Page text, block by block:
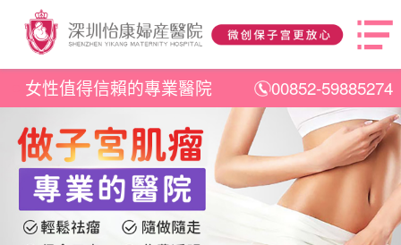
女性值得信賴的專業醫院 00852-59885274